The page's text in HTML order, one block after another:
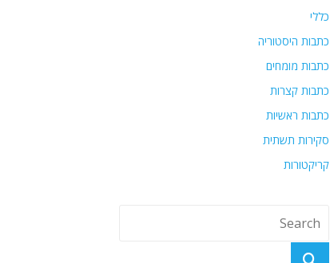
כללי
כתבות היסטוריה
כתבות מומחים
כתבות קצרות
כתבות ראשיות
סקירות תשתית
קריקטורות